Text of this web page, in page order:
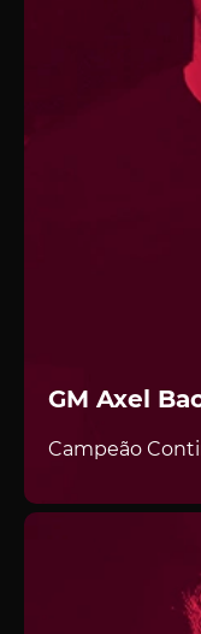
GM Axel
Campeão